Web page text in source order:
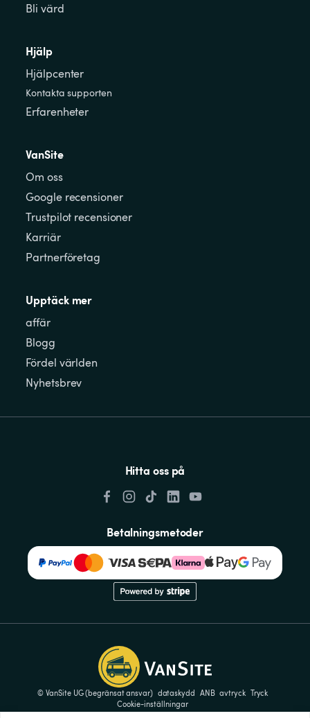
Bli värd
Hjälp
Hjälpcenter
Kontakta supporten
Erfarenheter
VanSite
Om oss
Google recensioner
Trustpilot recensioner
Karriär
Partnerföretag
Upptäck mer
affär
Blogg
Fördel världen
Nyhetsbrev
Hitta oss på
Betalningsmetoder
© VanSite UG (begränsat ansvar) dataskydd ANB avtryck Tryck
Cookie-inställningar